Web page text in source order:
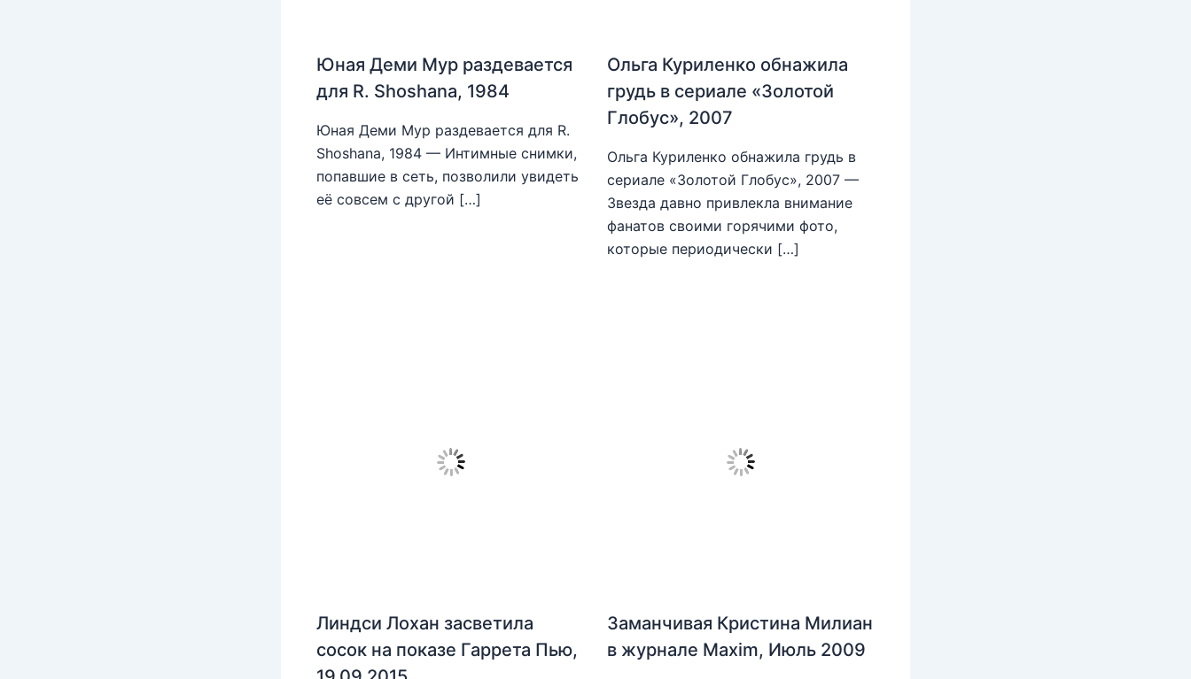
Юная Деми Мур раздевается
для R. Shoshana, 1984
Юная Деми Мур раздевается для R.
Shoshana, 1984 — Интимные снимки,
попавшие в сеть, позволили увидеть
её совсем с другой […]
Ольга Куриленко обнажила
грудь в сериале «Золотой
Глобус», 2007
Ольга Куриленко обнажила грудь в
сериале «Золотой Глобус», 2007 —
Звезда давно привлекла внимание
фанатов своими горячими фото,
которые периодически […]
Линдси Лохан засветила
сосок на показе Гаррета Пью,
Заманчивая Кристина Милиан
в журнале Maxim, Июль 2009